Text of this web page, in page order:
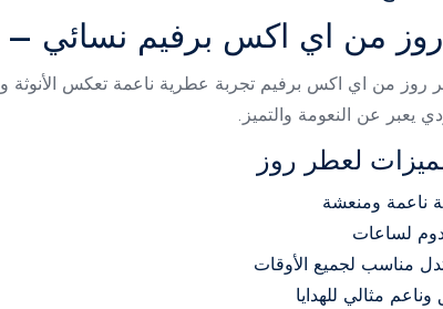
من اي اكس برفيم نسائي – 100 مل
من اي اكس برفيم تجربة عطرية ناعمة تعكس الأنوثة
يعبر عن النعومة والتميز.
لعطر روز
ناعمة ومنعشة
لساعات
مناسب لجميع الأوقات
مثالي للهدايا